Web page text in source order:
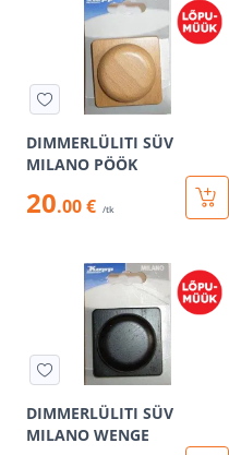
DIMMERLÜLITI SÜV
MILANO PÖÖK
20.00 € /tk
DIMMERLÜLITI SÜV
MILANO WENGE